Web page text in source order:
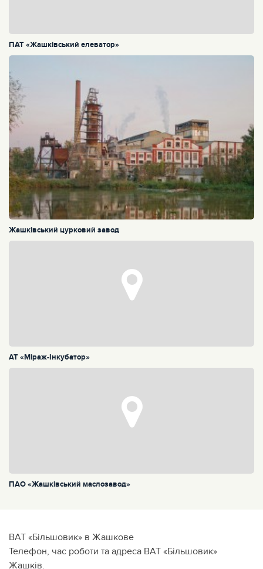
ПАТ «Жашківський елеватор»
Жашківський цурковий завод
АТ «Міраж-Інкубатор»
ПАО «Жашківський маслозавод»
ВАТ «Більшовик» в Жашкове
Телефон, час роботи та адреса ВАТ «Більшовик»
Жашків.